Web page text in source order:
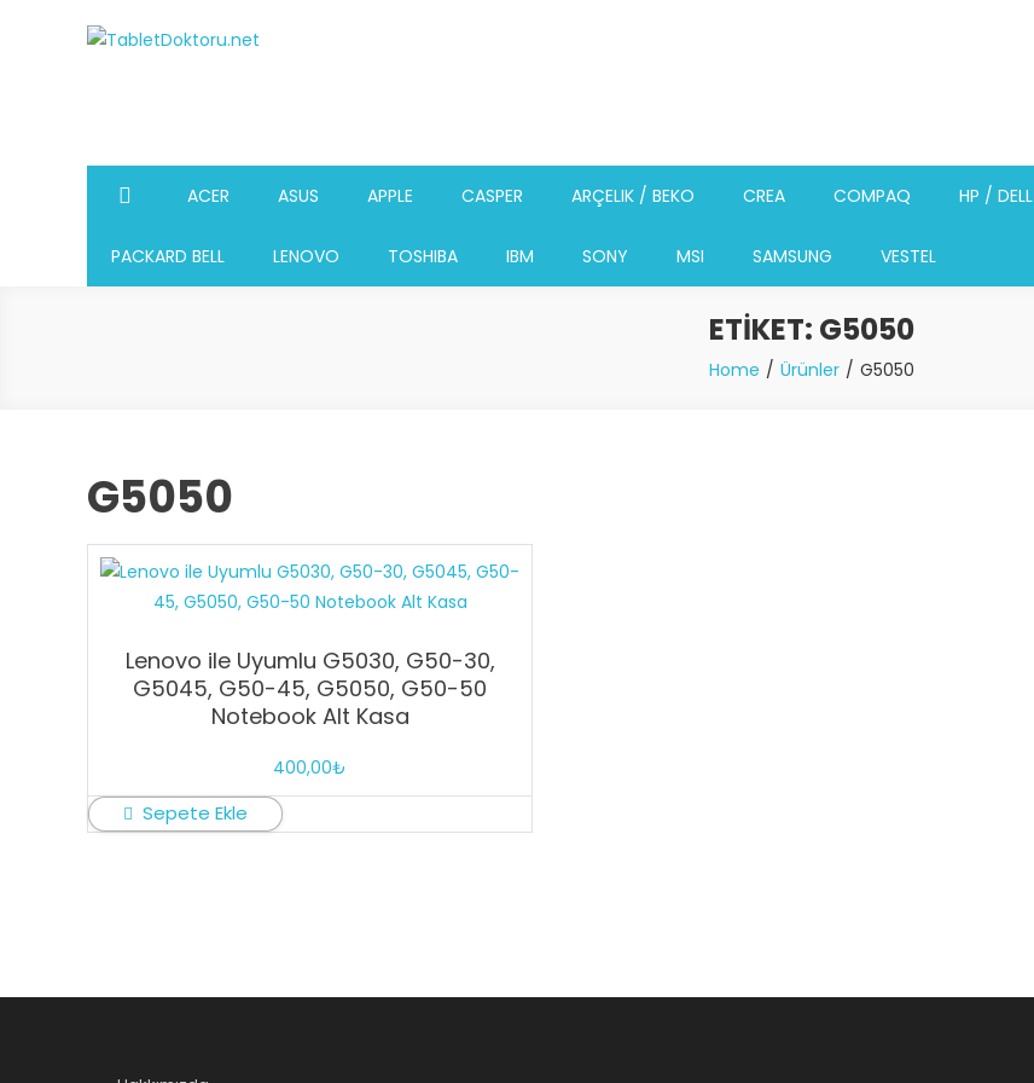
ACER ASUS APPLE CASPER ARÇELIK / BEKO CREA COMPAQ HP / DELL
PACKARD BELL LENOVO TOSHIBA IBM SONY MSI SAMSUNG VESTEL
ETIKET: G5050
Home Ürünler G5050
G5050
Lenovo ile Uyumlu G5030, G50-30,
G5045, G50-45, G5050, G50-50
Notebook Alt Kasa
400,00₺
Sepete Ekle